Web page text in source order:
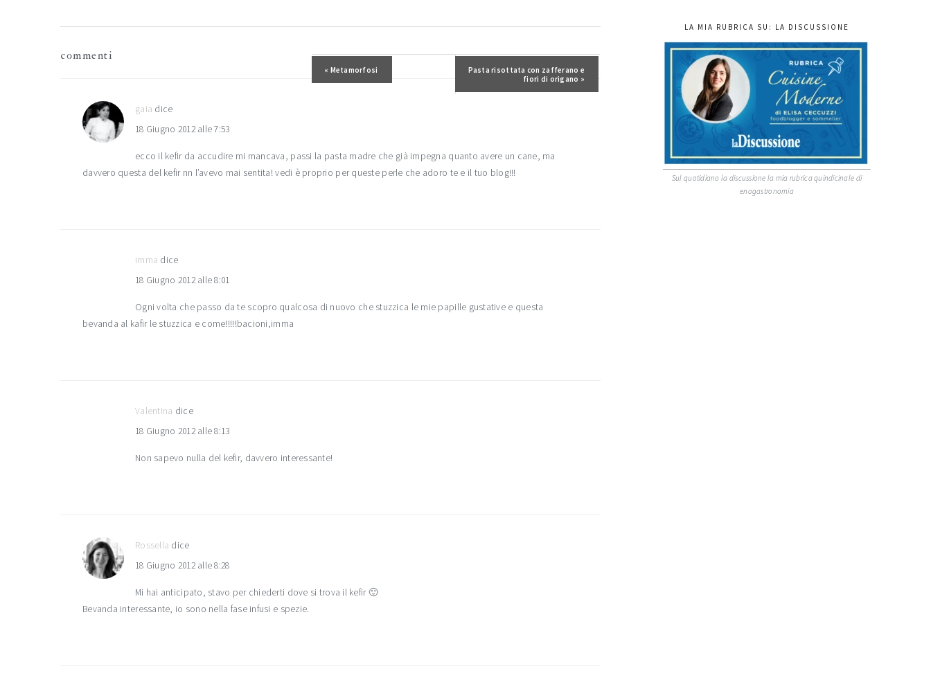
Post precedente:
« Metamorfosi Post successivo:
Pasta risottata con zafferano e
fiori di origano »
del
commenti
gaia dice
18 Giugno 2012 alle 7:53
ecco il kefir da accudire mi mancava, passi la pasta madre che già impegna quanto avere un cane, ma
davvero questa del kefir nn l’avevo mai sentita! vedi è proprio per queste perle che adoro te e il tuo blog!!!
imma dice
18 Giugno 2012 alle 8:01
Ogni volta che passo da te scopro qualcosa di nuovo che stuzzica le mie papille gustative e questa
bevanda al kafir le stuzzica e come!!!!!bacioni,imma
Valentina dice
18 Giugno 2012 alle 8:13
Non sapevo nulla del kefir, davvero interessante!
Rossella dice
18 Giugno 2012 alle 8:28
Mi hai anticipato, stavo per chiederti dove si trova il kefir 🙂
Bevanda interessante, io sono nella fase infusi e spezie.
LA MIA RUBRICA SU: LA DISCUSSIONE
Sul quotidiano la discussione la mia rubrica quindicinale di
enogastronomia